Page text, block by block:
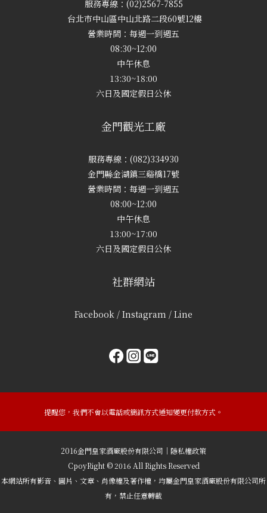
服務專線：(02)2567-7855
台北市中山區中山北路二段60號12樓
營業時間：每週一到週五
08:30~12:00
中午休息
13:30~18:00
六日及國定假日公休
金門觀光工廠
服務專線：(082)334930
金門縣金湖鎮三谿橋17號
營業時間：每週一到週五
08:00~12:00
中午休息
13:00~17:00
六日及國定假日公休
社群網站
Facebook / Instagram / Line
提醒您，我們不會以電話或簡訊方式通知變更付款方式。
2016金門皇家酒廠股份有限公司｜隱私權政策
CpoyRight © 2016 All Rights Reserved
本網站所有影音、圖片、文章、肖像權及著作權，均屬金門皇家酒廠股份有限公司所
有，禁止任意轉載